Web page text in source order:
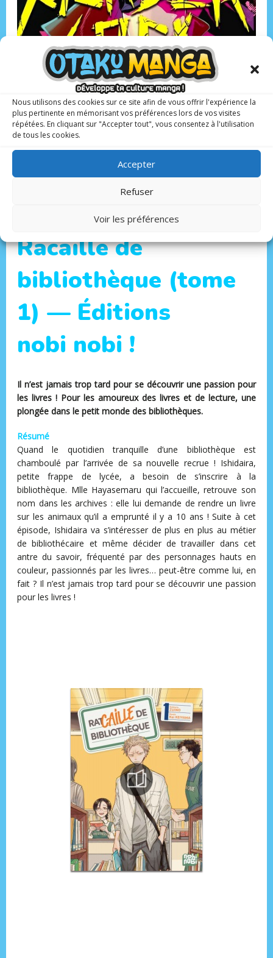
Nous utilisons des cookies sur ce site afin de vous offrir l'expérience la
plus pertinente en mémorisant vos préférences lors de vos visites
répétées. En cliquant sur "Accepter tout", vous consentez à l'utilisation
de tous les cookies.
Accepter
Refuser
Voir les préférences
Scénario : Mizuki Mizuchiro
Dessin : Ko-dai
Sortie : 18 septembre 2024
Racaille de
bibliothèque (tome
1) — Éditions
nobi nobi !
Il n’est jamais trop tard pour se découvrir une passion pour
les livres ! Pour les amoureux des livres et de lecture, une
plongée dans le petit monde des bibliothèques.
Résumé
Quand le quotidien tranquille d’une bibliothèque est
chamboulé par l’arrivée de sa nouvelle recrue ! Ishidaira,
petite frappe de lycée, a besoin de s’inscrire à la
bibliothèque. Mlle Hayasemaru qui l’accueille, retrouve son
nom dans les archives : elle lui demande de rendre un livre
sur les animaux qu’il a emprunté il y a 10 ans ! Suite à cet
épisode, Ishidaira va s’intéresser de plus en plus au métier
de bibliothécaire et même décider de travailler dans cet
antre du savoir, fréquenté par des personnages hauts en
couleur, passionnés par les livres… peut-être comme lui, en
fait ? Il n’est jamais trop tard pour se découvrir une passion
pour les livres !